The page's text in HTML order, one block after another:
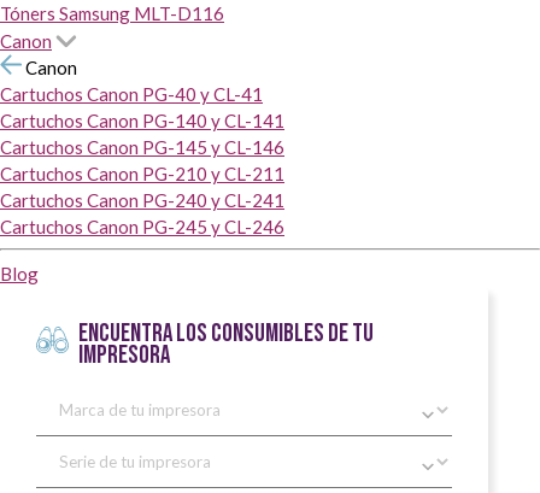
Tóners Samsung MLT-D116
Canon
Canon
Cartuchos Canon PG-40 y CL-41
Cartuchos Canon PG-140 y CL-141
Cartuchos Canon PG-145 y CL-146
Cartuchos Canon PG-210 y CL-211
Cartuchos Canon PG-240 y CL-241
Cartuchos Canon PG-245 y CL-246
Blog
ENCUENTRA LOS CONSUMIBLES DE TU
IMPRESORA